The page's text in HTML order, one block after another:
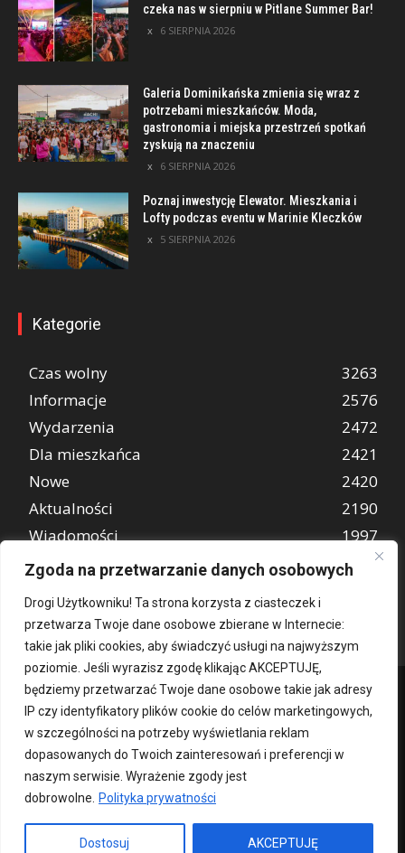
Zgoda na przetwarzanie danych osobowych
Drogi Użytkowniku! Ta strona korzysta z ciasteczek i
przetwarza Twoje dane osobowe zbierane w Internecie:
takie jak pliki cookies, aby świadczyć usługi na najwyższym
poziomie. Jeśli wyrazisz zgodę klikając AKCEPTUJĘ,
będziemy przetwarzać Twoje dane osobowe takie jak adresy
IP czy identyfikatory plików cookie do celów marketingowych,
w szczególności na potrzeby wyświetlania reklam
dopasowanych do Twoich zainteresowań i preferencji w
naszym serwisie. Wyrażenie zgody jest
dobrowolne.
Polityka prywatności
Dostosuj AKCEPTUJĘ
czeka nas w sierpniu w Pitlane Summer Bar!
6 SIERPNIA 2026
Galeria Dominikańska zmienia się wraz z
potrzebami mieszkańców. Moda,
gastronomia i miejska przestrzeń spotkań
zyskują na znaczeniu
6 SIERPNIA 2026
Poznaj inwestycję Elewator. Mieszkania i
Lofty podczas eventu w Marinie Kleczków
5 SIERPNIA 2026
Kategorie
Czas wolny
3263
Informacje
2576
Wydarzenia
2472
Dla mieszkańca
2421
Nowe
2420
Aktualności
2190
Wiadomości
1997
REKLAMA
849
Kontakt O nas Patronat medialny